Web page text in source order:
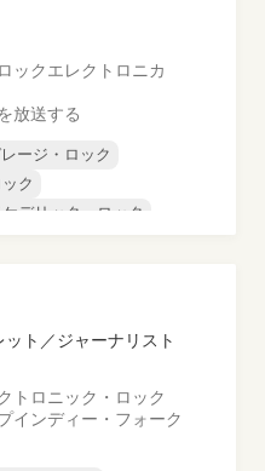
ックエレクトロニカ
放送する
ージ・ロック
ク
デリック・ロック
ット／ジャーナリスト
トロニック・ロック
インディー・フォーク